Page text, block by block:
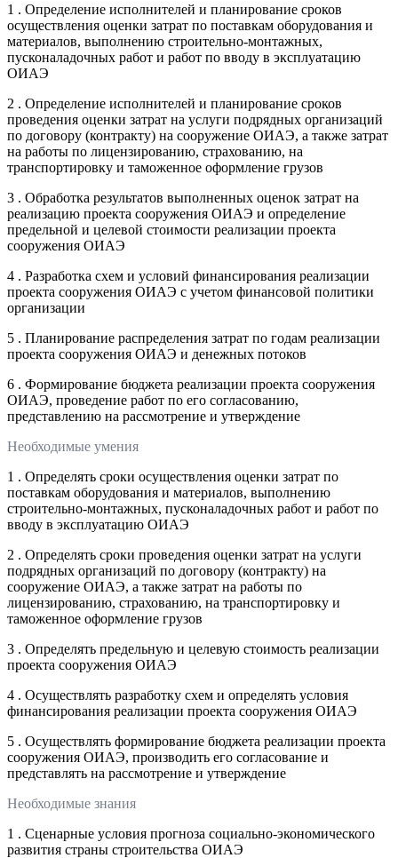
1 . Определение исполнителей и планирование сроков
осуществления оценки затрат по поставкам оборудования и
материалов, выполнению строительно-монтажных,
пусконаладочных работ и работ по вводу в эксплуатацию
ОИАЭ
2 . Определение исполнителей и планирование сроков
проведения оценки затрат на услуги подрядных организаций
по договору (контракту) на сооружение ОИАЭ, а также затрат
на работы по лицензированию, страхованию, на
транспортировку и таможенное оформление грузов
3 . Обработка результатов выполненных оценок затрат на
реализацию проекта сооружения ОИАЭ и определение
предельной и целевой стоимости реализации проекта
сооружения ОИАЭ
4 . Разработка схем и условий финансирования реализации
проекта сооружения ОИАЭ с учетом финансовой политики
организации
5 . Планирование распределения затрат по годам реализации
проекта сооружения ОИАЭ и денежных потоков
6 . Формирование бюджета реализации проекта сооружения
ОИАЭ, проведение работ по его согласованию,
представлению на рассмотрение и утверждение
Необходимые умения
1 . Определять сроки осуществления оценки затрат по
поставкам оборудования и материалов, выполнению
строительно-монтажных, пусконаладочных работ и работ по
вводу в эксплуатацию ОИАЭ
2 . Определять сроки проведения оценки затрат на услуги
подрядных организаций по договору (контракту) на
сооружение ОИАЭ, а также затрат на работы по
лицензированию, страхованию, на транспортировку и
таможенное оформление грузов
3 . Определять предельную и целевую стоимость реализации
проекта сооружения ОИАЭ
4 . Осуществлять разработку схем и определять условия
финансирования реализации проекта сооружения ОИАЭ
5 . Осуществлять формирование бюджета реализации проекта
сооружения ОИАЭ, производить его согласование и
представлять на рассмотрение и утверждение
Необходимые знания
1 . Сценарные условия прогноза социально-экономического
развития страны строительства ОИАЭ